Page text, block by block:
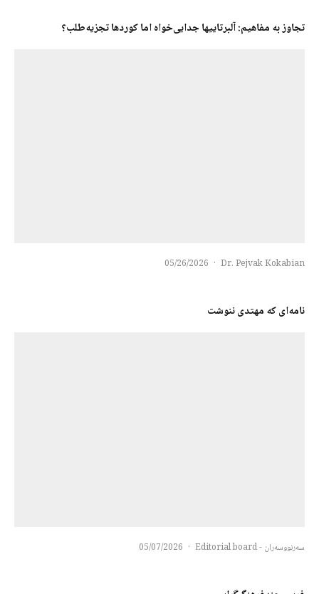
تجاوز به مفاهیم: آلبرتاییها جدایی‌خواه اما کوردها تجزیه‌طلب؟
Dr. Pejvak Kokabian
·
05/26/2026
نامه‌ای که مهتدی ننوشت
سەرنووسەران - Editorial board ·
05/07/2026